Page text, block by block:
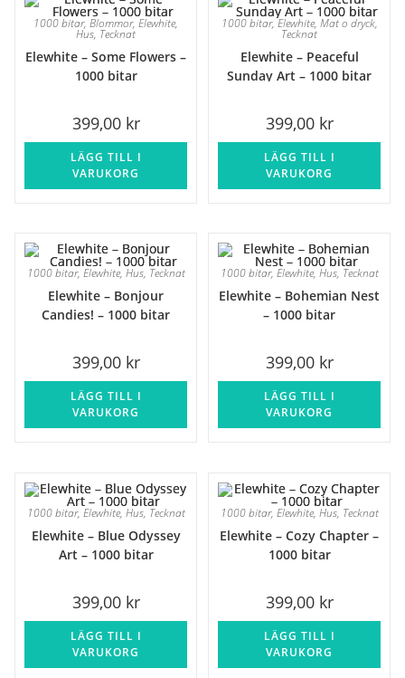
1000 bitar, Blommor, Elewhite,
Hus, Tecknat
Elewhite – Some Flowers –
1000 bitar
399,00 kr
LÄGG TILL I
VARUKORG
1000 bitar,Elewhite, Mat o dryck,
Tecknat
Elewhite – Peaceful
Sunday Art – 1000 bitar
399,00 kr
LÄGG TILL I
VARUKORG
1000 bitar, Elewhite, Hus, Tecknat
Elewhite – Bonjour
Candies! – 1000 bitar
399,00 kr
LÄGG TILL I
VARUKORG
1000 bitar, Elewhite, Hus, Tecknat
Elewhite – Bohemian Nest
– 1000 bitar
399,00 kr
LÄGG TILL I
VARUKORG
1000 bitar, Elewhite, Hus, Tecknat
Elewhite – Blue Odyssey
Art – 1000 bitar
399,00 kr
LÄGG TILL I
VARUKORG
1000 bitar, Elewhite, Hus, Tecknat
Elewhite – Cozy Chapter –
1000 bitar
399,00 kr
LÄGG TILL I
VARUKORG